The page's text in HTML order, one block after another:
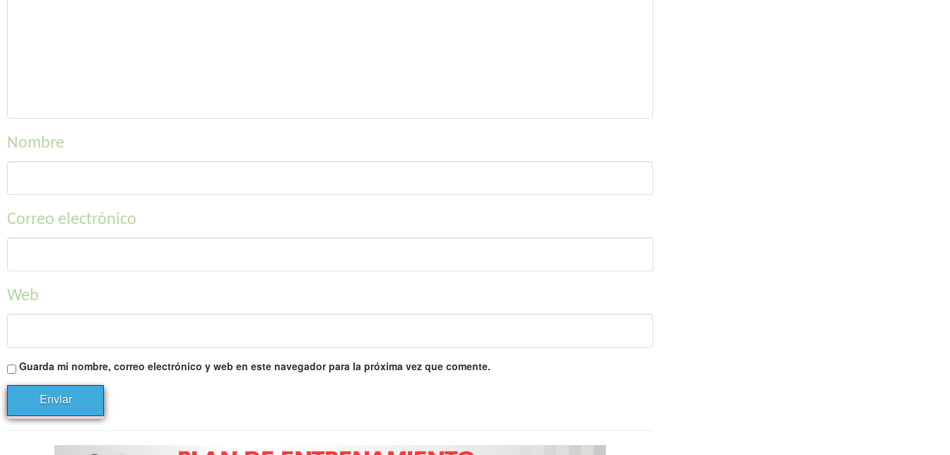
Nombre
Correo electrónico
Web
Guarda mi nombre, correo electrónico y web en este navegador para la próxima vez que comente.